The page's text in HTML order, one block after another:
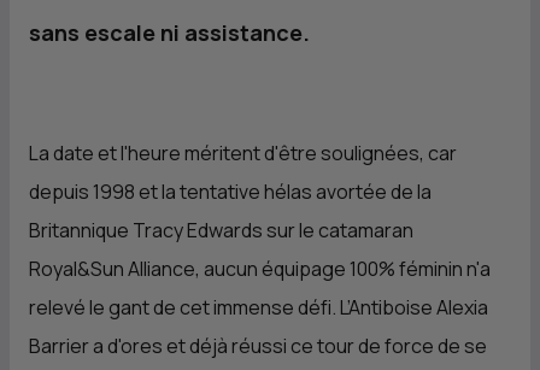
sans escale ni assistance.
La date et l'heure méritent d'être soulignées, car
depuis 1998 et la tentative hélas avortée de la
Britannique Tracy Edwards sur le catamaran
Royal&Sun Alliance, aucun équipage 100% féminin n'a
relevé le gant de cet immense défi. L’Antiboise Alexia
Barrier a d'ores et déjà réussi ce tour de force de se